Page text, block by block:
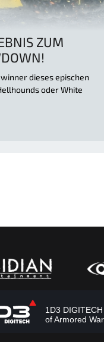
ZUM
dieses epischen
oder White
1D3
of Armored